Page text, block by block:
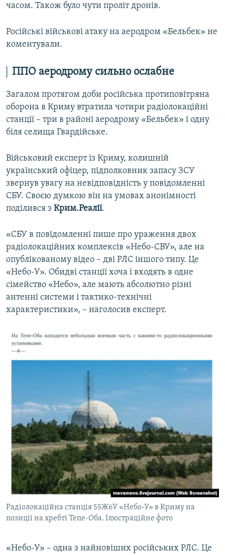
часом. Також було чути проліт дронів.
Російські військові атаку на аеродром «Бельбек» не
коментували.
ППО аеродрому сильно ослабне
Загалом протягом доби російська протиповітряна
оборона в Криму втратила чотири радіолокаційні
станції – три в районі аеродрому «Бельбек» і одну
біля селища Гвардійське.
Військовий експерт із Криму, колишній
український офіцер, підполковник запасу ЗСУ
звернув увагу на невідповідність у повідомленні
СБУ. Своєю думкою він на умовах анонімності
поділився з Крим.Реалії.
«СБУ в повідомленні пише про ураження двох
радіолокаційних комплексів «Небо-СВУ», але на
опублікованому відео – дві РЛС іншого типу. Це
«Небо-У». Обидві станції хоча і входять в одне
сімейство «Небо», але мають абсолютно різні
антенні системи і тактико-технічні
характеристики», – наголосив експерт.
Радіолокаційна станція 55Ж6У «Небо-У» в Криму на
позиції на хребті Тепе-Оба. Ілюстраційне фото
«Небо-У» – одна з найновіших російських РЛС. Це